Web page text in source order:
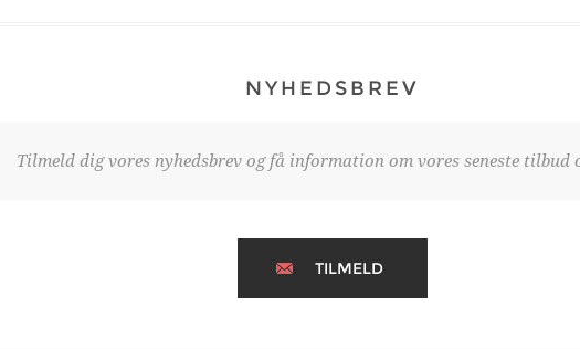
NYHEDSBREV
Tilmeld dig vores nyhedsbrev og få information om vores seneste tilbud
TILMELD